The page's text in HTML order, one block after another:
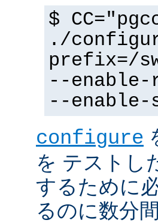
$
./
prefix=/
--
--enable-
configure
を テストし
するために
るのに数分